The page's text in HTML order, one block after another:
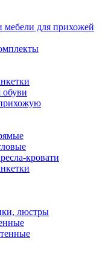
мебели для прихожей
кровати
люстры